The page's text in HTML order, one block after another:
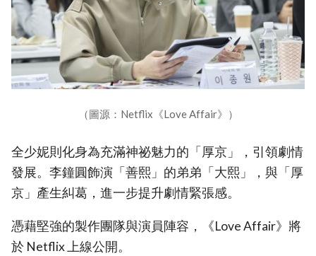
（圖源：Netflix《Love Affair》）
全少妮則化身為充滿神祕魅力的「厚京」，引領劇情
發展。李鐘圓飾演「善熙」的弟弟「大熙」，與「厚
京」產生糾葛，進一步提升劇情緊張感。
憑藉堅強的製作團隊與演員陣容，《Love Affair》將
於 Netflix 上線公開。